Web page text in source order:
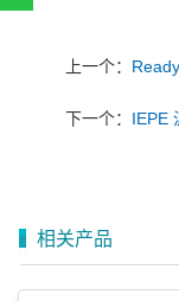
上一个：
下一个： IEPE
相关产品